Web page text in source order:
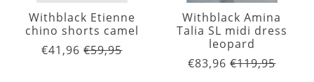
Withblack Etienne
chino shorts camel
€41,96 €59,95
Withblack Amina
Talia SL midi dress
leopard
€83,96 €119,95